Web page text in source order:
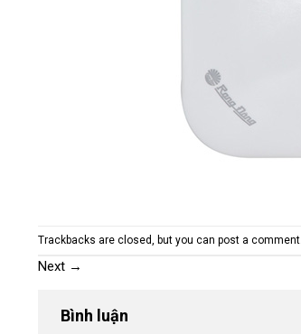
Trackbacks are closed, but you can post a comment
Next →
Bình luận